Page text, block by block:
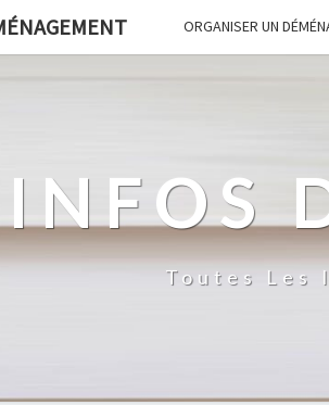
ORGANISER UN
INFOS
Toutes Les